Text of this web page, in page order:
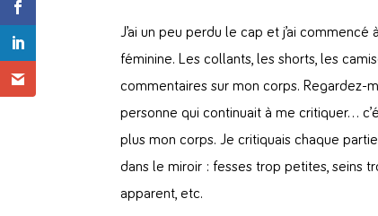
J’ai un peu perdu le cap et j’ai commencé
féminine. Les collants, les shorts, les
commentaires sur mon corps. Regardez-
personne qui continuait à me critiquer…
plus mon corps. Je critiquais chaque
dans le miroir : fesses trop petites, seins
apparent, etc.